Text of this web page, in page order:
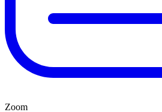
Zoom